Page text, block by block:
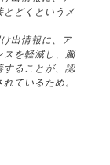
とどくというメ
出情報に、ア
スを軽減し、脳
することが、認
ているため。